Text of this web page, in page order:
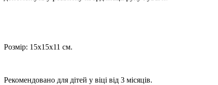
Розмір: 15х15х11 см.
Рекомендовано для дітей у віці від 3 місяців.